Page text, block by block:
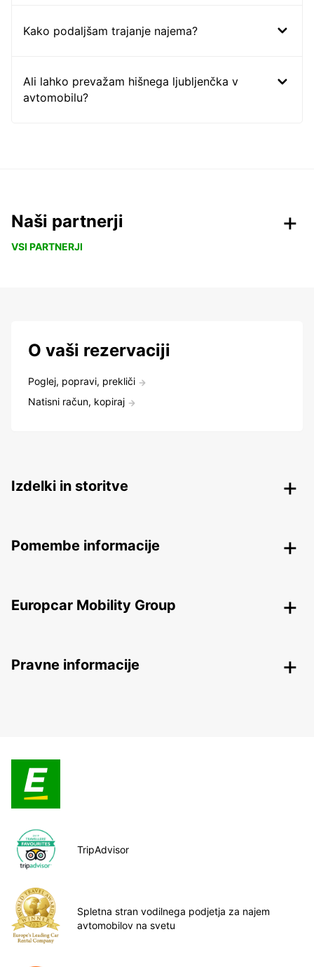
Kako podaljšam trajanje najema?
Ali lahko prevažam hišnega ljubljenčka v
avtomobilu?
Naši partnerji
VSI PARTNERJI
O vaši rezervaciji
Poglej, popravi, prekliči
Natisni račun, kopiraj
Izdelki in storitve
Pomembe informacije
Europcar Mobility Group
Pravne informacije
TripAdvisor
Spletna stran vodilnega podjetja za najem
avtomobilov na svetu